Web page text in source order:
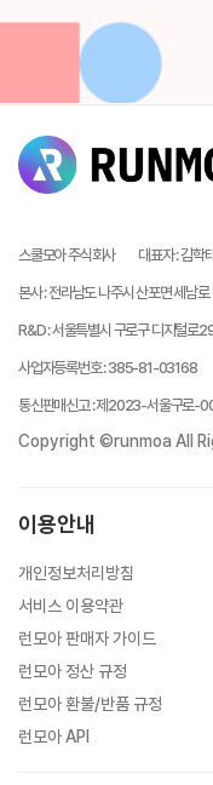
스쿨모아 주식회사 대표자:김학
본사:전라남도 나주시 산포면 세남
R&D:서울특별시 구로구 디지털로
사업자등록번호:385-81-03168
통신판매신고:제2023-서울구로-
Copyright ©runmoa All
이용안내
개인정보처리방침
서비스 이용약관
런모아 판매자 가이드
런모아 정산 규정
런모아 환불/반품 규정
런모아 API